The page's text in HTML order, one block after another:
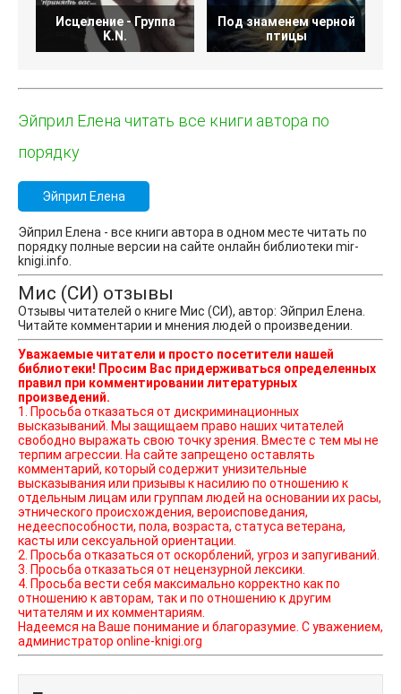
Исцеление - Группа
K.N.
Под знаменем черной
птицы
Эйприл Елена читать все книги автора по
порядку
Эйприл Елена
Эйприл Елена - все книги автора в одном месте читать по
порядку полные версии на сайте онлайн библиотеки mir-
knigi.info.
Мис (СИ) отзывы
Отзывы читателей о книге Мис (СИ), автор: Эйприл Елена.
Читайте комментарии и мнения людей о произведении.
Уважаемые читатели и просто посетители нашей
библиотеки! Просим Вас придерживаться определенных
правил при комментировании литературных
произведений.
1. Просьба отказаться от дискриминационных
высказываний. Мы защищаем право наших читателей
свободно выражать свою точку зрения. Вместе с тем мы не
терпим агрессии. На сайте запрещено оставлять
комментарий, который содержит унизительные
высказывания или призывы к насилию по отношению к
отдельным лицам или группам людей на основании их расы,
этнического происхождения, вероисповедания,
недееспособности, пола, возраста, статуса ветерана,
касты или сексуальной ориентации.
2. Просьба отказаться от оскорблений, угроз и запугиваний.
3. Просьба отказаться от нецензурной лексики.
4. Просьба вести себя максимально корректно как по
отношению к авторам, так и по отношению к другим
читателям и их комментариям.
Надеемся на Ваше понимание и благоразумие. С уважением,
администратор online-knigi.org